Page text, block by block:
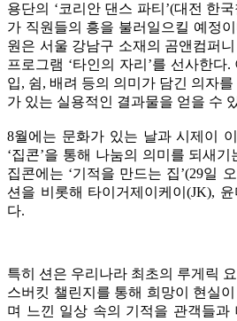
용단의 ‘코리안 댄스 파티’(대전 한
가 직원들의 흥을 불러일으킬 예정
원은 서울 강남구 소재의 곰앤컴퍼
프로그램 ‘타인의 자리’를 선사한다
입, 쉼, 배려 등의 의미가 담긴 의자를
가 있는 실용적인 결과물을 얻을 수
8월에는 문화가 있는 날과 시제이
‘집콘’을 통해 나눔의 의미를 되새
집콘에는 ‘기적을 만드는 집’(29일
션을 비롯해 타이거제이케이(JK),
다.
특히 션은 우리나라 최초의 루게릭
스버킷 챌린지를 통해 희망이 현실
며 느낀 일상 속의 기적을 관객들과